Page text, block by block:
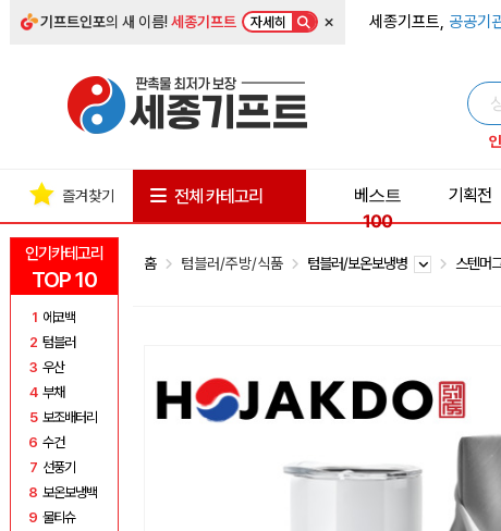
기프트인포의 새 이름!세종기프트 자세히 × 세종기프트, 공공기
인기카테고리
TOP 10
1 에코백
2 텀블러
3 우산
4 부채
5 보조배터리
6 수건
7 선풍기
8 보온보냉백
9 물티슈
즐겨찾기 전체 카테고리
베스트
100
기획전
홈 텀블러/주방/식품 텀블러/보온보냉병 스텐머